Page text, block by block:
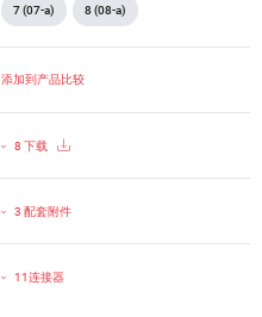
7 (07-a) 8 (08-a)
添加到产品比较
8 下载
3 配套附件
11连接器